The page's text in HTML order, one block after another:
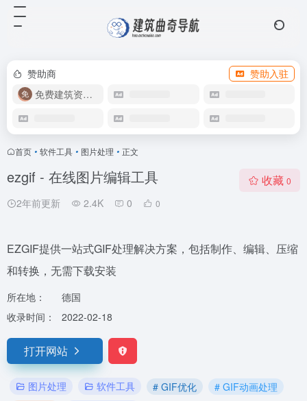
赞助商
赞助入驻
免费建筑资源库
首页 • 软件工具 • 图片处理 • 正文
ezgif - 在线图片编辑工具
2年前更新 2.4K 0 0
收藏 0
EZGIF提供一站式GIF处理解决方案，包括制作、编辑、压缩
和转换，无需下载安装
所在地：
德国
收录时间：
2022-02-18
打开网站
图片处理 软件工具 # GIF优化
# GIF动画处理